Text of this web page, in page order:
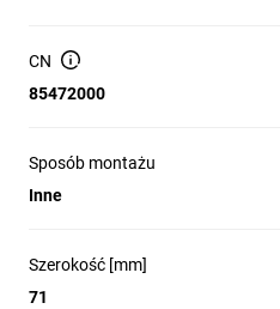
CN
85472000
Sposób montażu
Inne
Szerokość [mm]
71